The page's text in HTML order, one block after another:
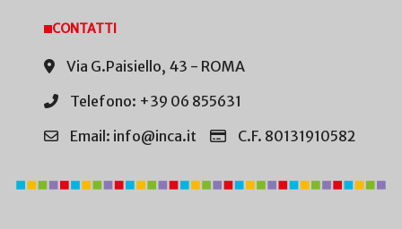
CONTATTI
Via G.Paisiello, 43 - ROMA
Telefono: +39 06 855631
Email: info@inca.it
C.F. 80131910582